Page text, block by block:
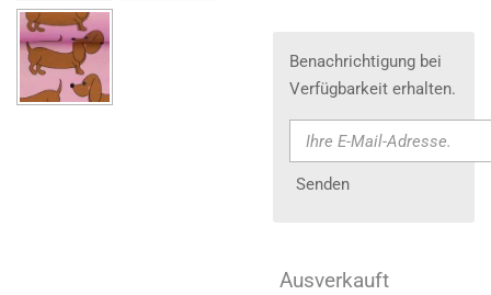
Benachrichtigung bei
Verfügbarkeit erhalten.
Senden
Ausverkauft